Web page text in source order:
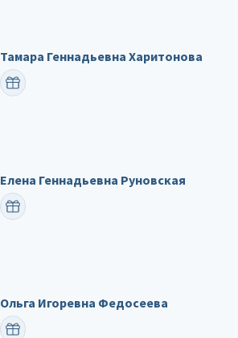
Тамара Геннадьевна Харитонова
ПОЗДРАВИТЬ
Елена Геннадьевна Руновская
ПОЗДРАВИТЬ
Ольга Игоревна Федосеева
ПОЗДРАВИТЬ